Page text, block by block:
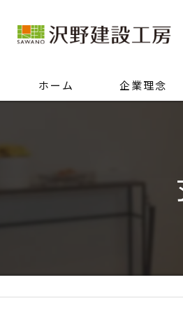
ホーム 企業理念